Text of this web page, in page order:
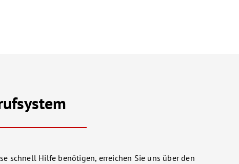
schnell Hilfe benötigen, erreichen Sie uns über den